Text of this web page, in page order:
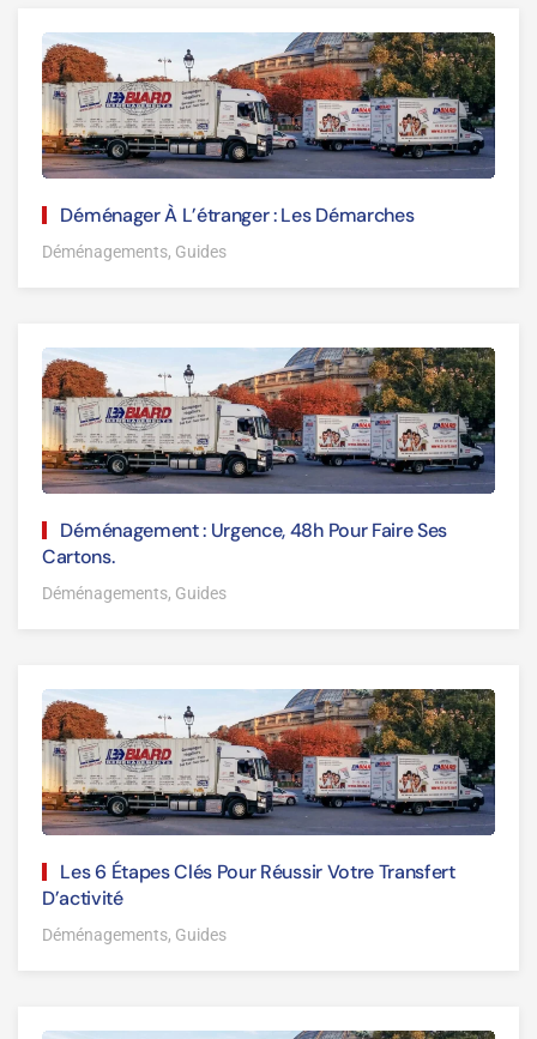
Déménager À L’étranger : Les Démarches
Déménagements, Guides
Déménagement : Urgence, 48h Pour Faire Ses
Cartons.
Déménagements, Guides
Les 6 Étapes Clés Pour Réussir Votre Transfert
D’activité
Déménagements, Guides